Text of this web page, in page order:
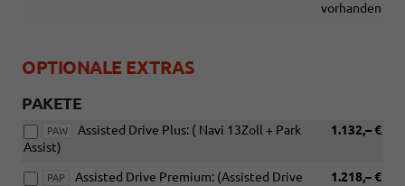
vorhanden
OPTIONALE EXTRAS
PAKETE
PAW 1.132,– €
Assisted Drive Plus: ( Navi 13Zoll + Park
Assist)
PAP 1.218,– €
Assisted Drive Premium: (Assisted Drive